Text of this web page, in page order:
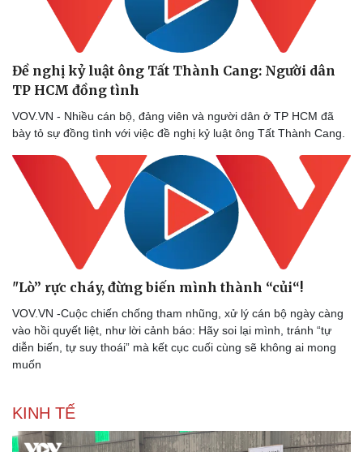
Đề nghị kỷ luật ông Tất Thành Cang: Người dân
TP HCM đồng tình
VOV.VN - Nhiều cán bộ, đảng viên và người dân ở TP HCM đã
bày tỏ sự đồng tình với việc đề nghị kỷ luật ông Tất Thành Cang.
"Lò” rực cháy, đừng biến mình thành “củi“!
VOV.VN -Cuộc chiến chống tham nhũng, xử lý cán bộ ngày càng
vào hồi quyết liệt, như lời cảnh báo: Hãy soi lại mình, tránh “tự
diễn biến, tự suy thoái” mà kết cục cuối cùng sẽ không ai mong
muốn
KINH TẾ